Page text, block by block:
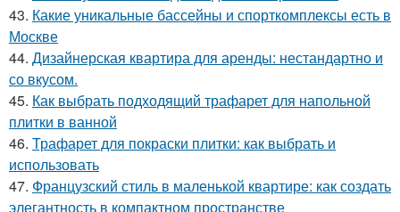
43. Какие уникальные бассейны и спорткомплексы есть в
Москве
44. Дизайнерская квартира для аренды: нестандартно и
со вкусом.
45. Как выбрать подходящий трафарет для напольной
плитки в ванной
46. Трафарет для покраски плитки: как выбрать и
использовать
47. Французский стиль в маленькой квартире: как создать
элегантность в компактном пространстве